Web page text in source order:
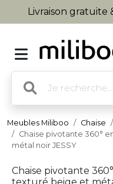
Livraison gratuite
Meubles Miliboo Chaise
Chaise pivotante 360°
métal noir JESSY
Chaise pivotante